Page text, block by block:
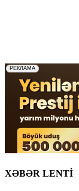
XƏBƏR LENTİ